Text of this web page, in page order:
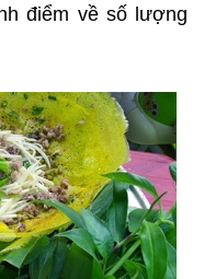
điểm về số lượng